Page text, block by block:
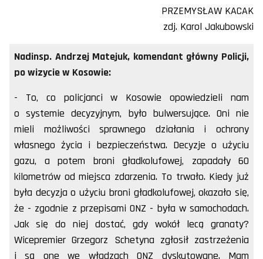
PRZEMYSŁAW KACAK
zdj. Karol Jakubowski
Nadinsp. Andrzej Matejuk, komendant główny Policji,
po wizycie w Kosowie:
- To, co policjanci w Kosowie opowiedzieli nam
o systemie decyzyjnym, było bulwersujące. Oni nie
mieli możliwości sprawnego działania i ochrony
własnego życia i bezpieczeństwa. Decyzje o użyciu
gazu, a potem broni gładkolufowej, zapadały 60
kilometrów od miejsca zdarzenia. To trwało. Kiedy już
była decyzja o użyciu broni gładkolufowej, okazało się,
że - zgodnie z przepisami ONZ - była w samochodach.
Jak się do niej dostać, gdy wokół lecą granaty?
Wicepremier Grzegorz Schetyna zgłosił zastrzeżenia
i są one we władzach ONZ dyskutowane. Mam